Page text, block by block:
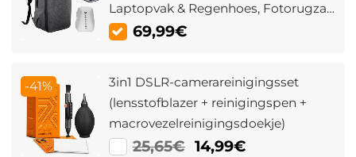
Laptopvak & Regenhoes, Fotorugzak
voor DSLR en Drone (Grijs)
69,99€
-41%
3in1 DSLR-camerareinigingsset
(lensstofblazer + reinigingspen +
macrovezelreinigingsdoekje)
25,65€ 14,99€